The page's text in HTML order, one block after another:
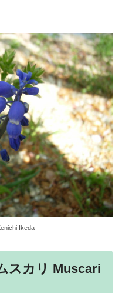
Ikeda
スカリ Muscari